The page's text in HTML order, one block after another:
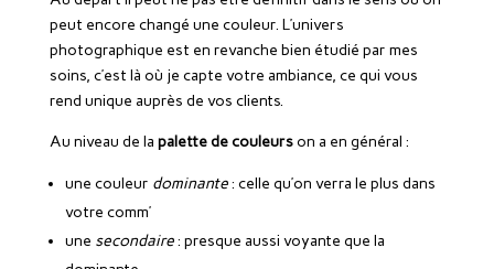
peut encore changé une couleur. L’univers
photographique est en revanche bien étudié par mes
soins, c’est là où je capte votre ambiance, ce qui vous
rend unique auprès de vos clients.
Au niveau de la palette de couleurson a en général :
une couleur dominante: celle qu’on verra le plus dans
votre comm’
une secondaire: presque aussi voyante que la